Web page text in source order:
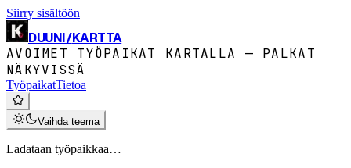
Siirry sisältöön
DUUNI/KARTTA
AVOIMET TYÖPAIKAT KARTALLA — PALKAT
NÄKYVISSÄ
TyöpaikatTietoa
Vaihda teema
Ladataan työpaikkaa…